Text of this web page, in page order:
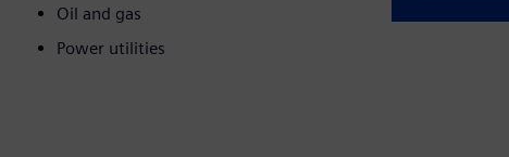
Oil and gas
Power utilities